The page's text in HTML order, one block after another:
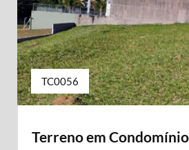
TC0056
Terreno em Condomínio